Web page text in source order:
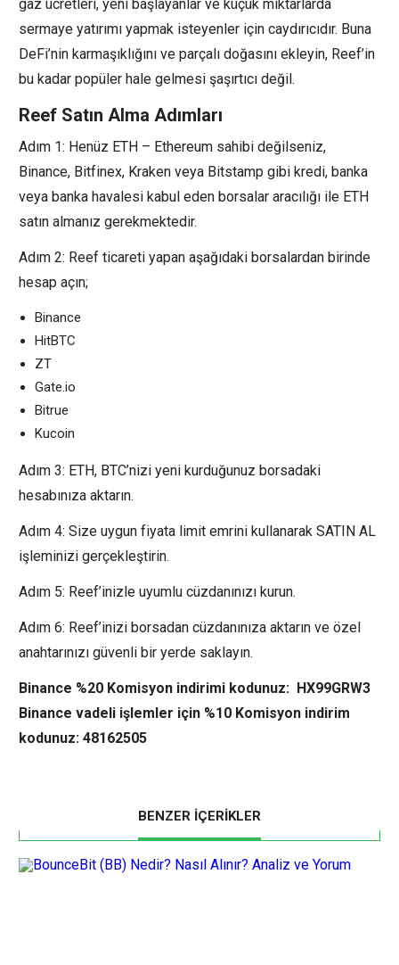
gaz ücretleri, yeni başlayanlar ve küçük miktarlarda
sermaye yatırımı yapmak isteyenler için caydırıcıdır. Buna
DeFi’nin karmaşıklığını ve parçalı doğasını ekleyin, Reef’in
bu kadar popüler hale gelmesi şaşırtıcı değil.
Reef Satın Alma Adımları
Adım 1: Henüz ETH – Ethereum sahibi değilseniz,
Binance, Bitfinex, Kraken veya Bitstamp gibi kredi, banka
veya banka havalesi kabul eden borsalar aracılığı ile ETH
satın almanız gerekmektedir.
Adım 2: Reef ticareti yapan aşağıdaki borsalardan birinde
hesap açın;
Binance
HitBTC
ZT
Gate.io
Bitrue
Kucoin
Adım 3: ETH, BTC’nizi yeni kurduğunuz borsadaki
hesabınıza aktarın.
Adım 4: Size uygun fiyata limit emrini kullanarak SATIN AL
işleminizi gerçekleştirin.
Adım 5: Reef’inizle uyumlu cüzdanınızı kurun.
Adım 6: Reef’inizi borsadan cüzdanınıza aktarın ve özel
anahtarınızı güvenli bir yerde saklayın.
Binance %20 Komisyon indirimi kodunuz: HX99GRW3
Binance vadeli işlemler için %10 Komisyon indirim
kodunuz: 48162505
BENZER İÇERİKLER